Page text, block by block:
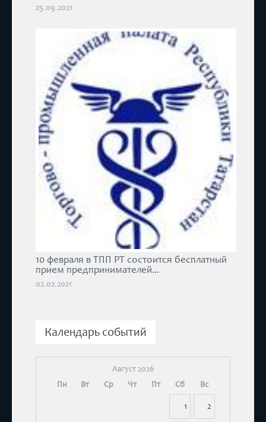
25.09.2021
10 февраля в ТПП РТ состоится бесплатный
прием предпринимателей...
02.02.2021
Календарь событий
Август 2026
Пн
Вт Ср Чт Пт Сб Вс
1 2